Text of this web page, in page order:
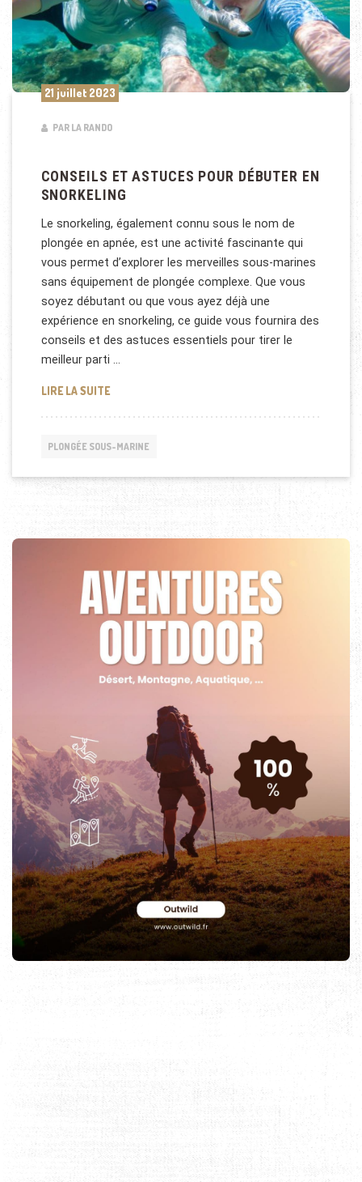
21 juillet 2023
PAR LA RANDO
CONSEILS ET ASTUCES POUR DÉBUTER EN
SNORKELING
Le snorkeling, également connu sous le nom de
plongée en apnée, est une activité fascinante qui
vous permet d’explorer les merveilles sous-marines
sans équipement de plongée complexe. Que vous
soyez débutant ou que vous ayez déjà une
expérience en snorkeling, ce guide vous fournira des
conseils et des astuces essentiels pour tirer le
meilleur parti …
LIRE LA SUITECONSEILS ET ASTUCES POUR DÉBUTER EN
PLONGÉE SOUS-MARINE